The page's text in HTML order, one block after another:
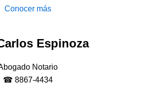
Conocer más
Espinoza
Notario
☎ 8867-4434